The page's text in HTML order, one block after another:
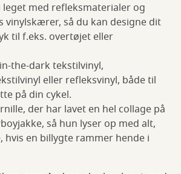
leget med refleksmaterialer og
vinylskærer, så du kan designe dit
til f.eks. overtøjet eller
the-dark tekstilvinyl,
eller refleksvinyl, både til
på din cykel.
der har lavet en hel collage på
så hun lyser op med alt,
hvis en billygte rammer hende i